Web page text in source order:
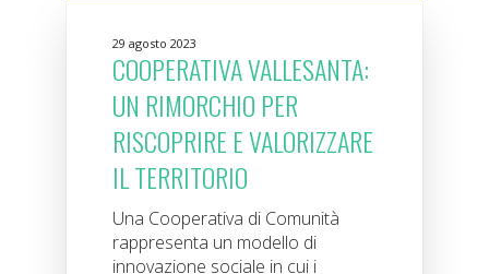
29 agosto 2023
COOPERATIVA VALLESANTA:
UN RIMORCHIO PER
RISCOPRIRE E VALORIZZARE
IL TERRITORIO
Una Cooperativa di Comunità
rappresenta un modello di
innovazione sociale in cui i